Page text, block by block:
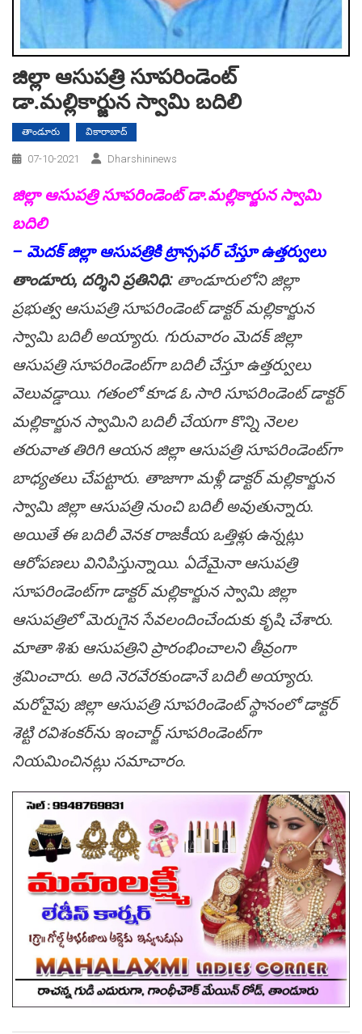
జిల్లా ఆసుప‌త్రి సూప‌రిండెంట్
డా.మ‌ల్లికార్జున స్వామి బ‌దిలి
తాండూరు వికారాబాద్
07-10-2021 Dharshininews
జిల్లా ఆసుప‌త్రి సూప‌రిండెంట్ డా.మ‌ల్లికార్జున స్వామి
బ‌దిలి
– మెద‌క్ జిల్లా ఆసుప‌త్రికి ట్రాన్స‌ఫ‌ర్ చేస్తూ ఉత్త‌ర్వులు
తాండూరు, ద‌ర్శిని ప్ర‌తినిధి: తాండూరులోని జిల్లా
ప్ర‌భుత్వ ఆసుప‌త్రి సూప‌రిండెంట్ డాక్ట‌ర్ మ‌ల్లికార్జున
స్వామి బ‌దిలీ అయ్యారు. గురువారం మెదక్ జిల్లా
ఆసుప‌త్రి సూప‌రిండెంట్‌గా బ‌దిలీ చేస్తూ ఉత్త‌ర్వులు
వెలువ‌డ్డాయి. గ‌తంలో కూడ ఓ సారి సూప‌రిండెంట్ డాక్ట‌ర్
మ‌ల్లికార్జున స్వామిని బ‌దిలీ చేయ‌గా కొన్ని నెల‌ల
త‌రువాత తిరిగి ఆయ‌న జిల్లా ఆసుప‌త్రి సూపరిండెంట్‌గా
బాధ్య‌త‌లు చేప‌ట్టారు. తాజాగా మ‌ళ్లీ డాక్ట‌ర్ మ‌ల్లికార్జున
స్వామి జిల్లా ఆసుప‌త్రి నుంచి బ‌దిలీ అవుతున్నారు.
అయితే ఈ బ‌దిలీ వెన‌క రాజ‌కీయ ఒత్తిళ్లు ఉన్న‌ట్లు
ఆరోప‌ణ‌లు వినిపిస్తున్నాయి. ఏదేమైనా ఆసుప‌త్రి
సూప‌రిండెంట్‌గా డాక్ట‌ర్ మ‌ల్లికార్జున స్వామి జిల్లా
ఆసుప‌త్రిలో మెరుగైన సేవ‌లందించేందుకు కృషి చేశారు.
మాతా శిశు ఆసుప‌త్రిని ప్రారంభించాల‌ని తీవ్రంగా
శ్ర‌మించారు. అది నెర‌వేర‌కుండానే బ‌దిలీ అయ్యారు.
మ‌రోవైపు జిల్లా ఆసుప‌త్రి సూప‌రిండెంట్ స్థానంలో డాక్ట‌ర్
శెట్టి ర‌విశంక‌ర్‌ను ఇంచార్జ్ సూపరిండెంట్‌గా
నియ‌మించిన‌ట్లు స‌మాచారం.